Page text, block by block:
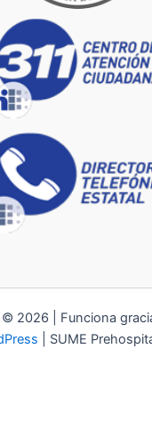
2026 | Funciona
| SUME